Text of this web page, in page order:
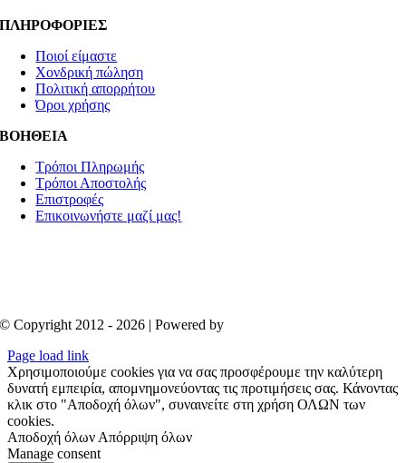
ΠΛΗΡΟΦΟΡΙΕΣ
Ποιοί είμαστε
Χονδρική πώληση
Πολιτική απορρήτου
Όροι χρήσης
ΒΟΗΘΕΙΑ
Τρόποι Πληρωμής
Τρόποι Αποστολής
Επιστροφές
Επικοινωνήστε μαζί μας!
© Copyright 2012 - 2026 | Powered by
Page load link
Χρησιμοποιούμε cookies για να σας προσφέρουμε την καλύτερη
δυνατή εμπειρία, απομνημονεύοντας τις προτιμήσεις σας. Κάνοντας
κλικ στο "Αποδοχή όλων", συναινείτε στη χρήση ΟΛΩΝ των
cookies.
Αποδοχή όλων Απόρριψη όλων
Manage consent